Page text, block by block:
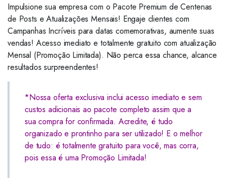
Impulsione sua empresa com o Pacote Premium de Centenas
de Posts e Atualizações Mensais! Engaje clientes com
Campanhas Incríveis para datas comemorativas, aumente suas
vendas! Acesso imediato e totalmente gratuito com atualização
Mensal (Promoção Limitada). Não perca essa chance, alcance
resultados surpreendentes!
*Nossa oferta exclusiva inclui acesso imediato e sem
custos adicionais ao pacote completo assim que a
sua compra for confirmada. Acredite, é tudo
organizado e prontinho para ser utilizado! E o melhor
de tudo: é totalmente gratuito para você, mas corra,
pois essa é uma Promoção Limitada!